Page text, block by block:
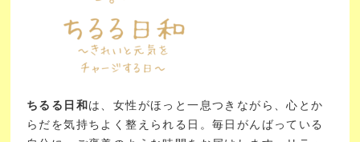
ちるる日和は、女性がほっと一息つきながら、心とか
らだを気持ちよく整えられる日。毎日がんばっている